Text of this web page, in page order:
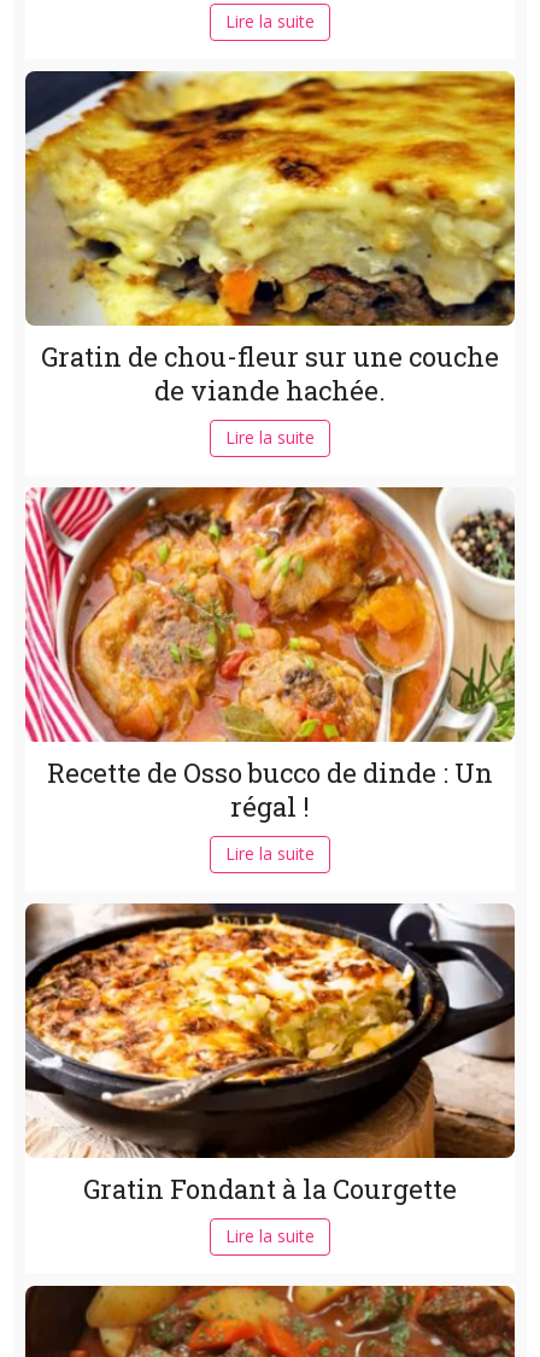
Lire la suite
Gratin de chou-fleur sur une couche
de viande hachée.
Lire la suite
Recette de Osso bucco de dinde : Un
régal !
Lire la suite
Gratin Fondant à la Courgette
Lire la suite